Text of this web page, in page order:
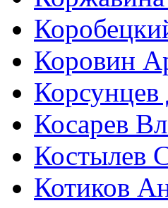
Коровин
Косарев
Костылев
Котиков